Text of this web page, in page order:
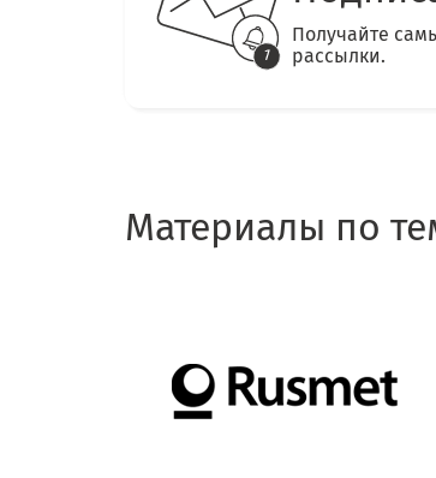
Получайте
рассылки.
Материалы по